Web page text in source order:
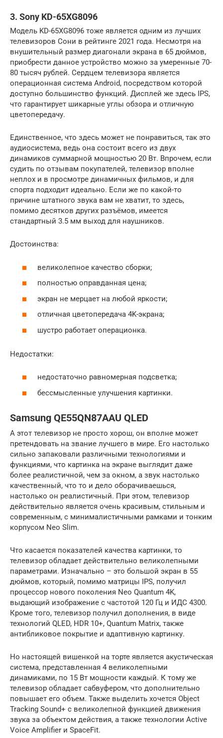
3. Sony KD-65XG8096
Модель KD-65XG8096 тоже является одним из лучших
телевизоров Сони в рейтинге 2021 года. Несмотря на
внушительный размер диагонали экрана в 65 дюймов,
приобрести данное устройство можно за умеренные 70-
80 тысяч рублей. Сердцем телевизора является
операционная система Android, посредством которой
доступно большинство функций. Дисплей же здесь IPS,
что гарантирует шикарные углы обзора и отличную
цветопередачу.
Единственное, что здесь может не понравиться, так это
аудиосистема, ведь она состоит всего из двух
динамиков суммарной мощностью 20 Вт. Впрочем, если
судить по отзывам покупателей, телевизор вполне
неплох и в просмотре динамичных фильмов, и для
спорта подходит идеально. Если же по какой-то
причине штатного звука вам не хватит, то здесь,
помимо десятков других разъёмов, имеется
стандартный 3.5 мм выход для наушников.
Достоинства:
великолепное качество сборки;
полностью оправданная цена;
экран не мерцает на любой яркости;
отличная цветопередача 4K-экрана;
шустро работает операционка.
Недостатки:
недостаточно равномерная подсветка;
бессмысленные улучшения картинки.
Samsung QE55QN87AAU QLED
А этот телевизор не просто хорош, он вполне может
претендовать на звание лучшего в мире. Его настолько
сильно запаковали различными технологиями и
функциями, что картинка на экране выглядит даже
более реалистичной, чем за окном, а звук настолько
качественный, что то и дело оборачиваешься,
настолько он реалистичный. При этом, телевизор
действительно является очень красивым, стильным и
современным, с минималистичными рамками и тонким
корпусом Neo Slim.
Что касается показателей качества картинки, то
телевизор обладает действительно великолепными
параметрами. Изначально – это большой экран в 55
дюймов, который, помимо матрицы IPS, получил
процессор нового поколения Neo Quantum 4K,
выдающий изображение с частотой 120 Гц и ИДС 4300.
Кроме того, телевизор получил дополнения, в виде
технологий QLED, HDR 10+, Quantum Matrix, также
антибликовое покрытие и адаптивную картинку.
Но настоящей вишенкой на торте является акустическая
система, представленная 4 великолепными
динамиками, по 15 Вт мощности каждый. К тому же
телевизор обладает сабвуфером, что дополнительно
повышает его объем. Также выделить хочется Object
Tracking Sound+ с великолепной функцией движения
звука за объектом действия, а также технологии Active
Voice Amplifier и SpaceFit.